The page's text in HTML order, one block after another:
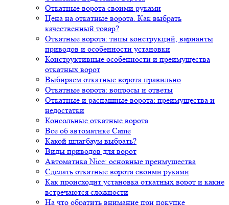
Откатные ворота своими руками
Цена на откатные ворота. Как выбрать
качественный товар?
Откатные ворота: типы конструкций, варианты
приводов и особенности установки
Конструктивные особенности и преимущества
откатных ворот
Выбираем откатные ворота правильно
Откатные ворота: вопросы и ответы
Откатные и распашные ворота: преимущества и
недостатки
Консольные откатные ворота
Все об автоматике Came
Какой шлагбаум выбрать?
Виды приводов для ворот
Автоматика Nice: основные преимущества
Сделать откатные ворота своими руками
Как происходит установка откатных ворот и какие
встречаются сложности
На что обратить внимание при покупке